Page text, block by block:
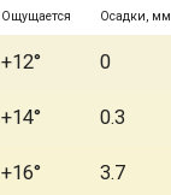
Ощущается Осадки, мм
+12° 0
+14° 0.3
+16° 3.7